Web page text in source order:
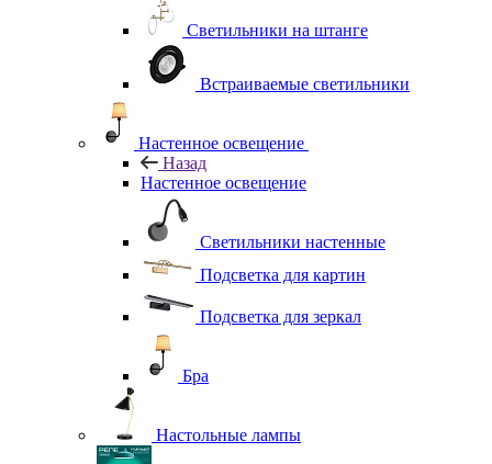
Светильники на штанге
Встраиваемые светильники
Настенное освещение
Назад
Настенное освещение
Светильники настенные
Подсветка для картин
Подсветка для зеркал
Бра
Настольные лампы